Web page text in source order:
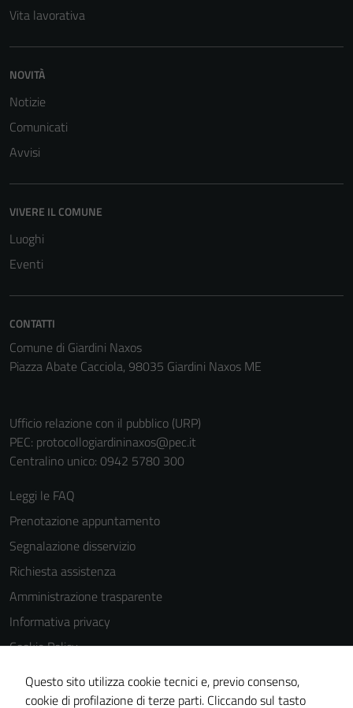
Vita lavorativa
NOVITÀ
Notizie
Comunicati
Avvisi
VIVERE IL COMUNE
Luoghi
Eventi
CONTATTI
Comune di Giardini Naxos
Piazza Abate Cacciola, 98035 Giardini Naxos ME
Ufficio relazione con il pubblico (URP)
PEC: protocollogiardininaxos@pec.it
Centralino unico: 0942 5780 300
Leggi le FAQ
Prenotazione appuntamento
Segnalazione disservizio
Richiesta assistenza
Amministrazione trasparente
Informativa privacy
Cookie Policy
Note legali
Dichiarazione di accessibilità
Questo sito utilizza cookie tecnici e, previo consenso,
cookie di profilazione di terze parti. Cliccando sul tasto
per il